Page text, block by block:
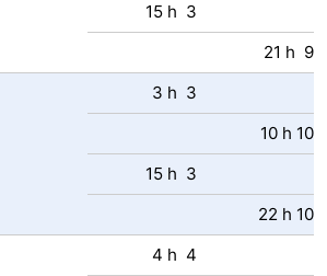
15 h 3
21 h 9
3 h 3
10 h 10
15 h 3
22 h 10
4 h 4